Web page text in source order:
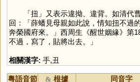
「 扭 」又表示違拗、違背。如清代
回：「薛蟠見母親如此說，情知扭不過
奔榮國府來。」西周生《醒世姻緣》第
不過，寫了，貼將出去。」
相關漢字: 手,丑
粵語音節 & 根據 同音字